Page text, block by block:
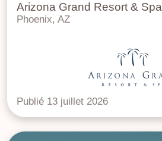
Arizona Grand Resort & Spa
Phoenix, AZ
Publié 13 juillet 2026